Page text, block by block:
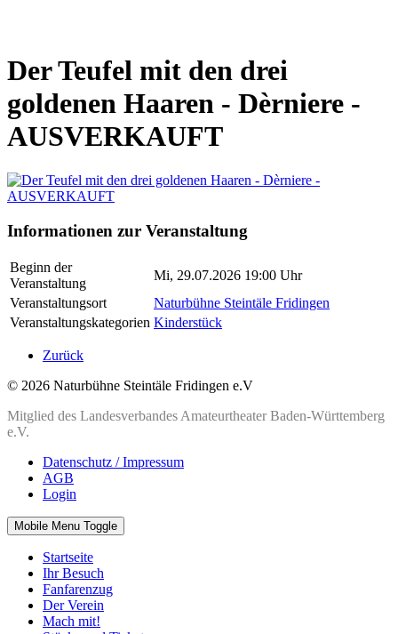
Der Teufel mit den drei
goldenen Haaren - Dèrniere -
AUSVERKAUFT
Informationen zur Veranstaltung
Beginn der
Veranstaltung
Mi, 29.07.2026 19:00 Uhr
Veranstaltungsort
Naturbühne Steintäle Fridingen
Veranstaltungskategorien Kinderstück
Zurück
© 2026 Naturbühne Steintäle Fridingen e.V
Mitglied des Landesverbandes Amateurtheater Baden-Württemberg
e.V.
Datenschutz / Impressum
AGB
Login
Mobile Menu Toggle
Startseite
Ihr Besuch
Fanfarenzug
Der Verein
Mach mit!